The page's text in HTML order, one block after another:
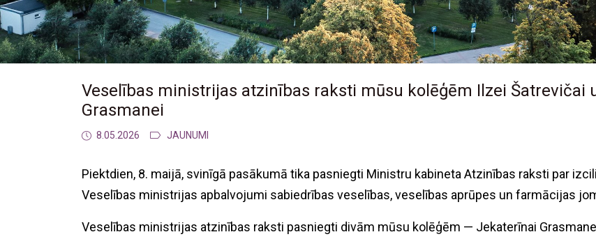
Veselības ministrijas atzinības raksti mūsu kolēģēm Ilzei Šatrevičai
Grasmanei
8.05.2026 JAUNUMI
Piektdien, 8. maijā, svinīgā pasākumā tika pasniegti Ministru kabineta Atzinības raksti par
Veselības ministrijas apbalvojumi sabiedrības veselības, veselības aprūpes un farmācijas
Veselības ministrijas atzinības raksti pasniegti divām mūsu kolēģēm — Jekaterīnai